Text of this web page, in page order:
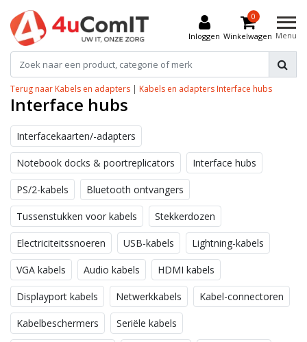
Inloggen
0
Winkelwagen Menu
Terug naar Kabels en adapters | Kabels en adapters Interface hubs
Interface hubs
Interfacekaarten/-adapters
Notebook docks & poortreplicators Interface hubs
PS/2-kabels Bluetooth ontvangers
Tussenstukken voor kabels Stekkerdozen
Electriciteitssnoeren USB-kabels Lightning-kabels
VGA kabels Audio kabels HDMI kabels
Displayport kabels Netwerkkabels Kabel-connectoren
Kabelbeschermers Seriële kabels